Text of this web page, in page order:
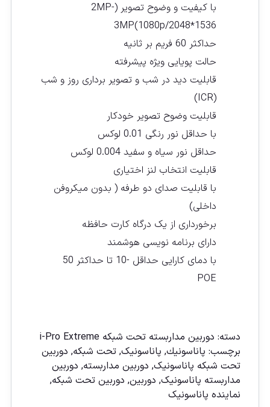
با کیفیت و وضوح تصویر (2MP-
3MP(1080p/2048*1536
حداکثر 60 فریم بر ثانیه
حالت پویایی ویژه پیشرفته
قابلیت دید در شب و تصویر برداری روز و شب
(ICR)
قابلیت وضوح تصویر خودکار
با حداقل نور رنگی 0.01 لوکس
حداقل نور سیاه و سفید 0.004 لوکس
قابلیت انتخاب لنز اختیاری
با قابلیت صدای دو طرفه ( بدون میکروفن
داخلی)
برخورداری از یک درگاه کارت حافظه
دارای برنامه نویسی هوشمند
با دمای کارایی حداقل -10 تا حداکثر 50
POE
دسته: دوربين مداربسته تحت شبكه i-Pro Extreme
برچسب: پاناسونیك, پاناسونیک, تحت شبکه, دوربين
تحت شبكه پاناسونيک, دوربين مداربسته, دوربين
مداربسته پاناسونيک, دوربین, دوربین تحت شبكه,
نماينده پاناسونيک